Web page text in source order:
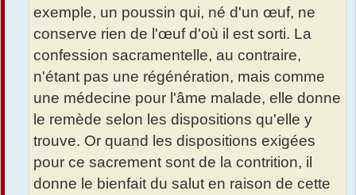
exemple, un poussin qui, né d'un œuf, ne
conserve rien de l'œuf d'où il est sorti. La
confession sacramentelle, au contraire,
n'étant pas une régénération, mais comme
une médecine pour l'âme malade, elle donne
le remède selon les dispositions qu'elle y
trouve. Or quand les dispositions exigées
pour ce sacrement sont de la contrition, il
donne le bienfait du salut en raison de cette